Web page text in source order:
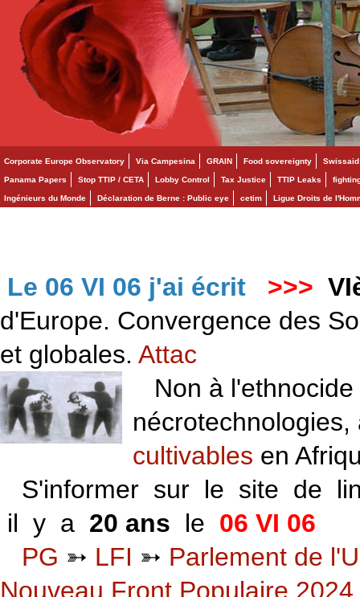
Corporate Europe Observatory Via Campesina GRAIN Food sovereignty Swissaid
Panama Papers Stop TTIP / CETA Lobby Control Tax Justice TTIP Leaks
Ingénieurs du Monde Déclaration de Berne : Public eye cetim Ligue Droits de
Le 06 VI 06 j'ai écrit >>>
d'Europe. Convergence des
et globales. Attac
Non à l'ethnocide
cultivables en
S'informer sur le site de
il y a 20 ans le 06 VI 06
PG ➳ LFI ➳ Parlement de
Nouveau Front Populaire 2024